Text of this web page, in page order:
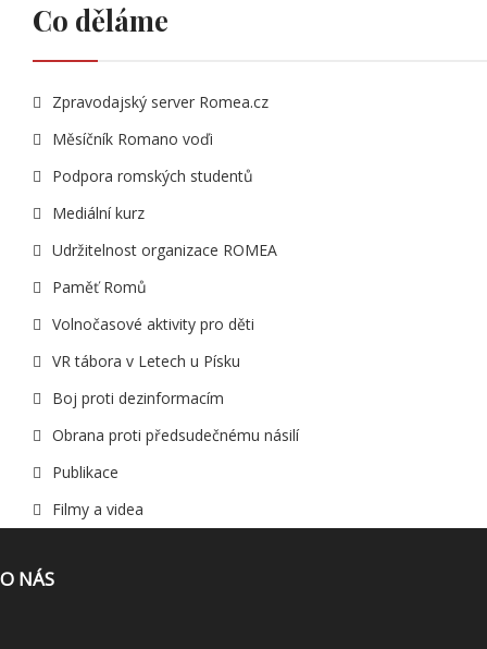
Co děláme
Zpravodajský server Romea.cz
Měsíčník Romano voďi
Podpora romských studentů
Mediální kurz
Udržitelnost organizace ROMEA
Paměť Romů
Volnočasové aktivity pro děti
VR tábora v Letech u Písku
Boj proti dezinformacím
Obrana proti předsudečnému násilí
Publikace
Filmy a videa
O NÁS